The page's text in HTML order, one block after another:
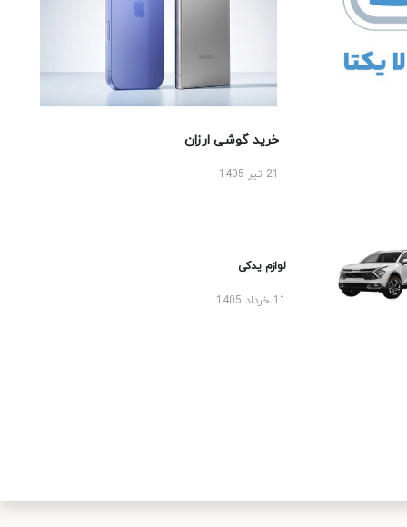
خرید گوشی ارزان
لوازم یدکی